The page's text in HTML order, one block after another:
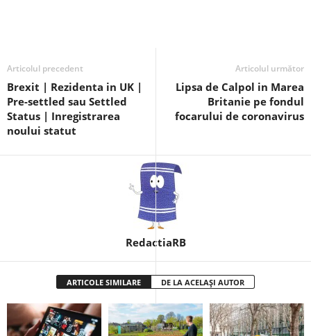
Articolul precedent
Brexit | Rezidenta in UK |
Pre-settled sau Settled
Status | Inregistrarea
noului statut
Articolul următor
Lipsa de Calpol in Marea
Britanie pe fondul
focarului de coronavirus
RedactiaRB
ARTICOLE SIMILARE DE LA ACELAȘI AUTOR